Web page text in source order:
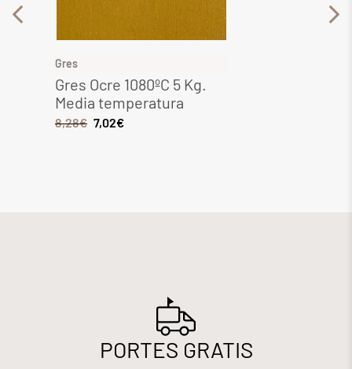
Gres
Gres Ocre 1080ºC 5 Kg.
Media temperatura
8,28€ 7,02€
PORTES GRATIS